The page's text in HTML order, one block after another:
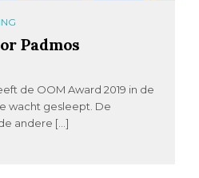
Padmos
de OOM Award 2019 in de
wacht gesleept. De
andere […]